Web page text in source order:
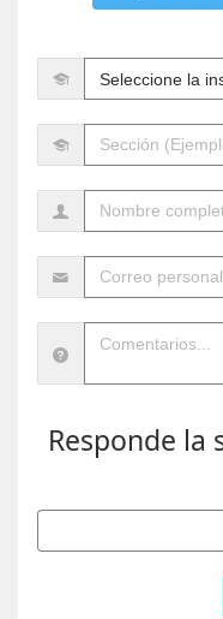
Responde la